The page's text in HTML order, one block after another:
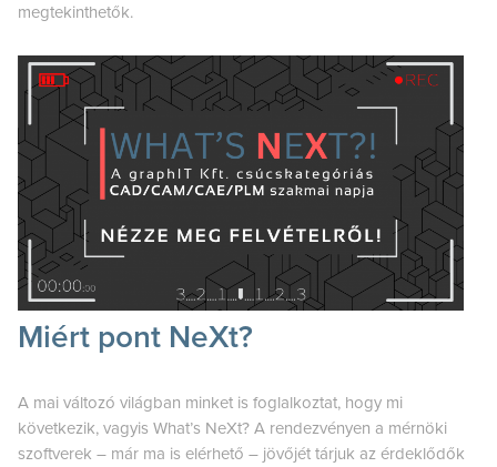
megtekinthetők.
Miért pont NeXt?
A mai változó világban minket is foglalkoztat, hogy mi
következik, vagyis What’s NeXt? A rendezvényen a mérnöki
szoftverek – már ma is elérhető – jövőjét tárjuk az érdeklődők